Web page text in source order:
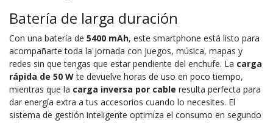
Batería de larga duración
Con una batería de 5400 mAh, este smartphone está listo para
acompañarte toda la jornada con juegos, música, mapas y
redes sin que tengas que estar pendiente del enchufe. La carga
rápida de 50 Wte devuelve horas de uso en poco tiempo,
mientras que la carga inversa por cable resulta perfecta para
dar energía extra a tus accesorios cuando lo necesites. El
sistema de gestión inteligente optimiza el consumo en segundo